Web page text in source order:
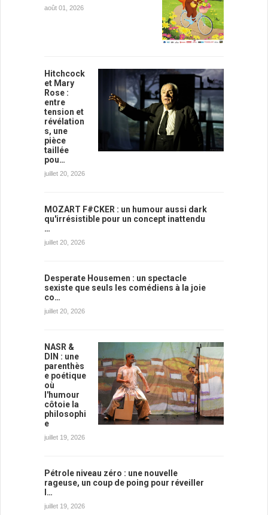
août 01, 2026
Hitchcock
et Mary
Rose :
entre
tension et
révélation
s, une
pièce
taillée
pou…
juillet 20, 2026
MOZART F#CKER : un humour aussi dark
qu'irrésistible pour un concept inattendu
…
juillet 20, 2026
Desperate Housemen : un spectacle
sexiste que seuls les comédiens à la joie
co…
juillet 20, 2026
NASR &
DIN : une
parenthès
e poétique
où
l'humour
côtoie la
philosophi
e
juillet 19, 2026
Pétrole niveau zéro : une nouvelle
rageuse, un coup de poing pour réveiller
l…
juillet 19, 2026